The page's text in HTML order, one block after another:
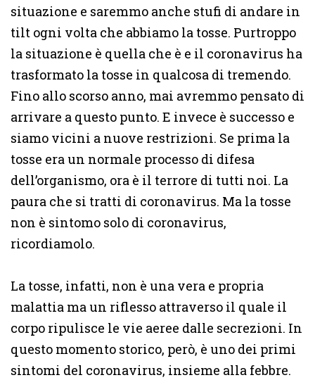
situazione e saremmo anche stufi di andare in
tilt ogni volta che abbiamo la tosse. Purtroppo
la situazione è quella che è e il coronavirus ha
trasformato la tosse in qualcosa di tremendo.
Fino allo scorso anno, mai avremmo pensato di
arrivare a questo punto. E invece è successo e
siamo vicini a nuove restrizioni. Se prima la
tosse era un normale processo di difesa
dell’organismo, ora è il terrore di tutti noi. La
paura che si tratti di coronavirus. Ma la tosse
non è sintomo solo di coronavirus,
ricordiamolo.
La tosse, infatti, non è una vera e propria
malattia ma un riflesso attraverso il quale il
corpo ripulisce le vie aeree dalle secrezioni. In
questo momento storico, però, è uno dei primi
sintomi del coronavirus, insieme alla febbre.